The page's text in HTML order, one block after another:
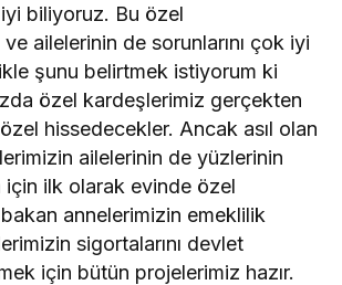
iyi biliyoruz. Bu özel
ailelerinin de sorunlarını çok iyi
şunu belirtmek istiyorum ki
özel kardeşlerimiz gerçekten
hissedecekler. Ancak asıl olan
ailelerinin de yüzlerinin
için ilk olarak evinde özel
annelerimizin emeklilik
sigortalarını devlet
için bütün projelerimiz hazır.